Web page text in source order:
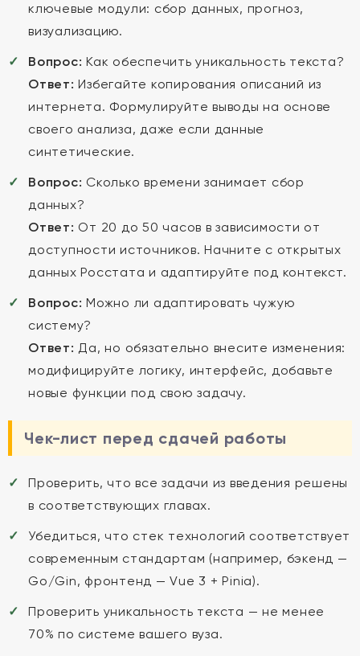
ключевые модули: сбор данных, прогноз,
визуализацию.
Вопрос: Как обеспечить уникальность текста?
Ответ: Избегайте копирования описаний из
интернета. Формулируйте выводы на основе
своего анализа, даже если данные
синтетические.
Вопрос: Сколько времени занимает сбор
данных?
Ответ: От 20 до 50 часов в зависимости от
доступности источников. Начните с открытых
данных Росстата и адаптируйте под контекст.
Вопрос: Можно ли адаптировать чужую
систему?
Ответ: Да, но обязательно внесите изменения:
модифицируйте логику, интерфейс, добавьте
новые функции под свою задачу.
Чек-лист перед сдачей работы
Проверить, что все задачи из введения решены
в соответствующих главах.
Убедиться, что стек технологий соответствует
современным стандартам (например, бэкенд —
Go/Gin, фронтенд — Vue 3 + Pinia).
Проверить уникальность текста — не менее
70% по системе вашего вуза.